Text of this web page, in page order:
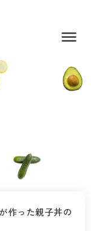
作った親子丼の